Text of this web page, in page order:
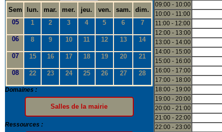
Sem
lun. mar. mer. jeu. ven. sam.
dim.
05
1 2 3 4 5 6 7
06 8 9 10 11 12 13 14
07 15 16 17 18 19 20 21
08 22 23 24 25 26 27 28
Domaines :
Ressources :
09:00 - 10:00
10:00 - 11:00
11:00 - 12:00
12:00 - 13:00
13:00 - 14:00
14:00 - 15:00
15:00 - 16:00
16:00 - 17:00
17:00 - 18:00
18:00 - 19:00
19:00 - 20:00
20:00 - 21:00
21:00 - 22:00
22:00 - 23:00